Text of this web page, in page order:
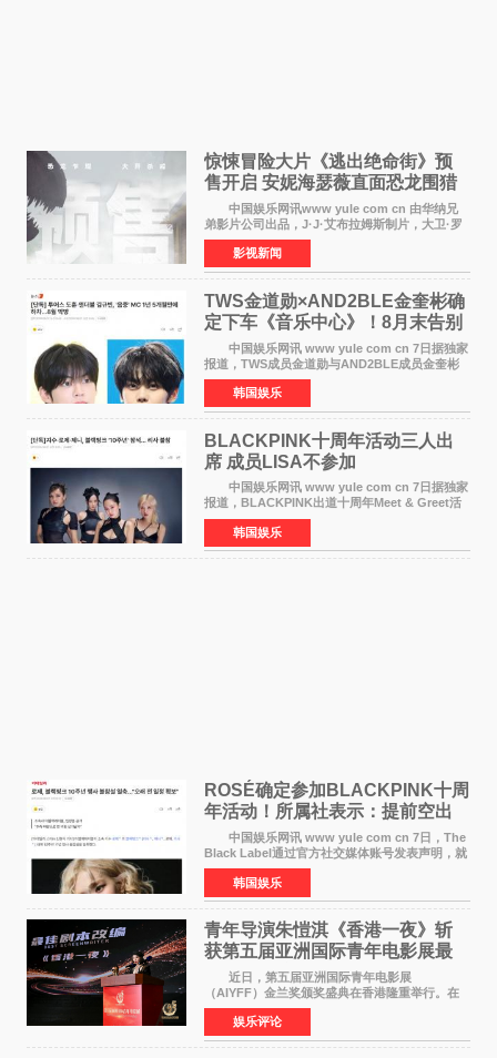
惊悚冒险大片《逃出绝命街》预
售开启 安妮海瑟薇直面恐龙围猎
中国娱乐网讯www yule com cn 由华纳兄
弟影片公司出品，J·J·艾布拉姆斯制片，大卫·罗
伯特·米切尔执导，好莱坞巨星安妮·海瑟薇和伊万
·麦克格雷格领衔主演的2026暑期惊悚冒险大片
《逃出绝
影视新闻
TWS金道勋×AND2BLE金奎彬确
定下车《音乐中心》！8月末告别
MC席位
中国娱乐网讯 www yule com cn 7日据独家
报道，TWS成员金道勋与AND2BLE成员金奎彬
将于8月离开《音乐中心》MC的位置。 金道
勋与金奎彬于去年3月与H2H A-NA一起被选为
《音乐中心》MC，约1
韩国娱乐
BLACKPINK十周年活动三人出
席 成员LISA不参加
中国娱乐网讯 www yule com cn 7日据独家
报道，BLACKPINK出道十周年Meet & Greet活
动将由智秀、ROS&Eacute;、JENNIE出席，
LISA将缺席。 此前BLACKPINK所属社YG并
未为组合出道十周年做
韩国娱乐
ROSÉ确定参加BLACKPINK十周
年活动！所属社表示：提前空出
了时间
中国娱乐网讯 www yule com cn 7日，The
Black Label通过官方社交媒体账号发表声明，就
近期网络上关于ROS&Eacute;个人行程及是否参
加BLACKPINK出道纪念活动的种种猜测作出正
式回应。 Th
韩国娱乐
青年导演朱愷淇《香港一夜》斩
获第五届亚洲国际青年电影展最
佳剧本改编奖
近日，第五届亚洲国际青年电影展
（AIYFF）金兰奖颁奖盛典在香港隆重举行。在
这场汇聚数百位海内外电影人、文化界人士及媒
体代表的亚洲青年影视盛会上，香港本土电影
《香港一夜》（Dawn in Ho
娱乐评论